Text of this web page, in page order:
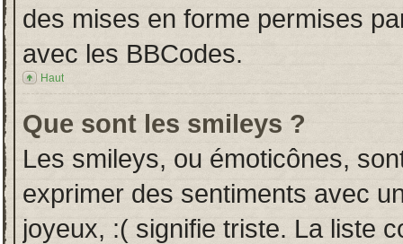
des mises en forme permises
avec les BBCodes.
Haut
Que sont les smileys ?
Les smileys, ou émoticônes,
exprimer des sentiments avec
joyeux, :( signifie triste. La liste